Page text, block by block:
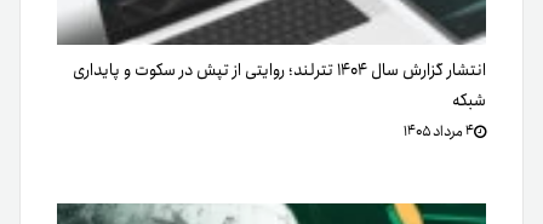
انتشار گزارش سال ۱۴۰۴ تترلند؛ روایتی از تپش در سکوت و پایداری
شبکه
۴ مرداد ۱۴۰۵